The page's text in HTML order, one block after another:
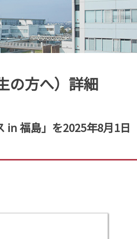
の方へ）詳細
福島」を2025年8月1日